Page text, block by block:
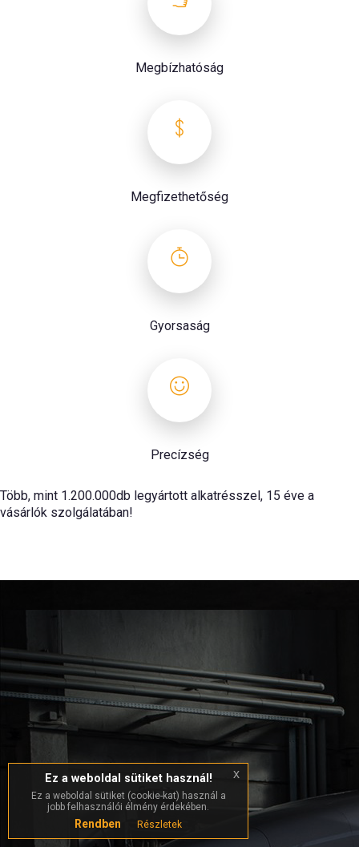
Megbízhatóság
Megfizethetőség
Gyorsaság
Precízség
Több, mint 1.200.000db legyártott alkatrésszel, 15 éve a
vásárlók szolgálatában!
Szabó-Autóművek Kft.
Szabó Gyula
tulajdonos-ügyvezető
Telefon: +36 66/448-706; +36 20 966-3000
Ez a weboldal sütiket használ!
Ez a weboldal sütiket (cookie-kat) használ a
jobb felhasználói élmény érdekében.
Rendben Részletek
x